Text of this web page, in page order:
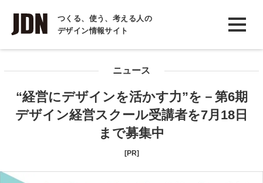
つくる、使う、考える人の
デザイン情報サイト
INTERVIEW
インタビュー
COLUMN
ニュース
“経営にデザインを活かす力”を－第6期
デザイン経営スクール受講者を7月18日
まで募集中
[PR]